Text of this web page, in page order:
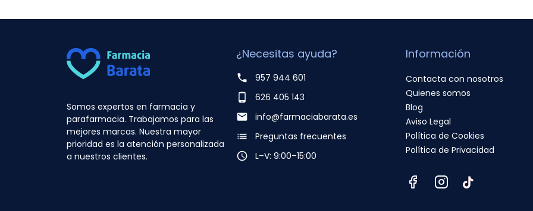
Somos expertos en farmacia y
parafarmacia. Trabajamos para las
mejores marcas. Nuestra mayor
prioridad es la atención personalizada
a nuestros clientes.
¿Necesitas ayuda?
phone
957 944 601
phone_android
626 405 143
email
info@farmaciabarata.es
list
Preguntas frecuentes
access_time
L–V: 9:00–15:00
Información
Contacta con nosotros
Quienes somos
Blog
Aviso Legal
Política de Cookies
Política de Privacidad